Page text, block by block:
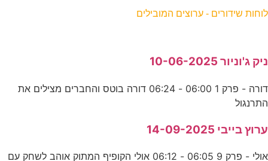
לוחות שידורים - ערוצים המובילים
ניק ג'וניור 10-06-2025
דורה - פרק 1 06:00 - 06:24 דורה בוטס והחברים מצילים את
התרנגול
ערוץ בייבי 14-09-2025
אולי - פרק 9 06:05 - 06:12 אולי הקופיף המתוק אוהב לשחק עם